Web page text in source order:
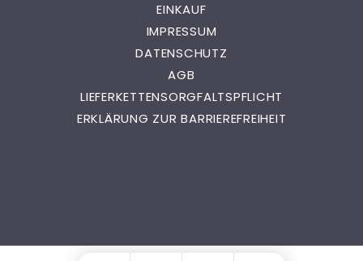
EINKAUF
IMPRESSUM
DATENSCHUTZ
AGB
LIEFERKETTENSORGFALTSPFLICHT
ERKLÄRUNG ZUR BARRIEREFREIHEIT